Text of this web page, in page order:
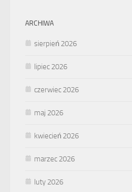
ARCHIWA
sierpień 2026
lipiec 2026
czerwiec 2026
maj 2026
kwiecień 2026
marzec 2026
luty 2026